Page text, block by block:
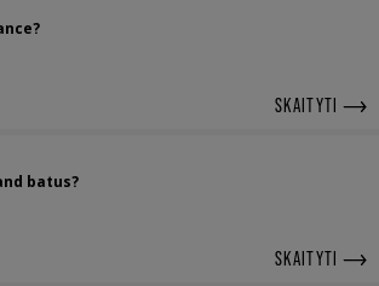
SKAITYTI
batus?
SKAITYTI